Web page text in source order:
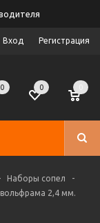
Вход Регистрация
0 0
Наборы сопел
-
2,4 мм.